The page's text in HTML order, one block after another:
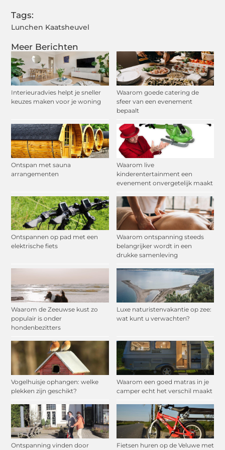
Meer Berichten
Interieuradvies helpt je sneller
keuzes maken voor je woning
Waarom goede catering de
sfeer van een evenement
bepaalt
Ontspan met sauna
arrangementen
Waarom live
kinderentertainment een
evenement onvergetelijk maakt
Ontspannen op pad met een
elektrische fiets
Waarom ontspanning steeds
belangrijker wordt in een
drukke samenleving
Waarom de Zeeuwse kust zo
populair is onder
hondenbezitters
Luxe naturistenvakantie op zee:
wat kunt u verwachten?
Vogelhuisje ophangen: welke
plekken zijn geschikt?
Waarom een goed matras in je
camper echt het verschil maakt
Ontspanning vinden door
Fietsen huren op de Veluwe met
Tags:
Lunchen Kaatsheuvel